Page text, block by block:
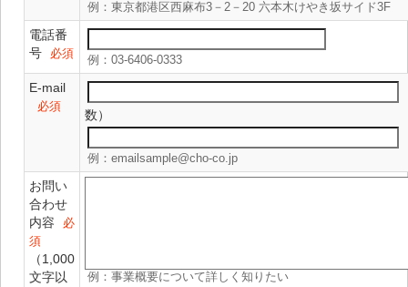
例：東京都港区西麻布3－2－20 六本木けやき坂サイド3F
電話番
号
必須 例：03-6406-0333
E-mail
必須
数）
例：emailsample@cho-co.jp
お問い
合わせ
内容
必
須
（1,000
文字以
例：事業概要について詳しく知りたい